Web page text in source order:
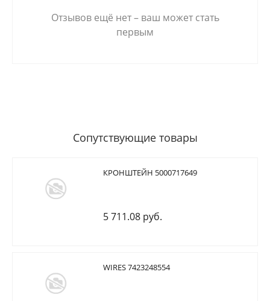
Отзывов ещё нет – ваш может стать
первым
Сопутствующие товары
КРОНШТЕЙН 5000717649
5 711.08 руб.
WIRES 7423248554